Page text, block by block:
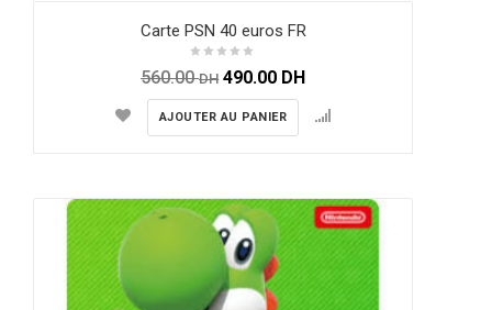
Carte PSN 40 euros FR
560.00DH 490.00 DH
AJOUTER AU PANIER